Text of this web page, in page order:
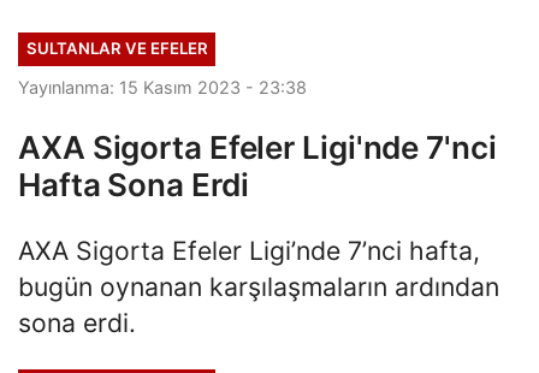
SULTANLAR VE EFELER
Yayınlanma: 15 Kasım 2023 - 23:38
AXA Sigorta Efeler Ligi'nde 7'nci
Hafta Sona Erdi
AXA Sigorta Efeler Ligi’nde 7’nci hafta,
bugün oynanan karşılaşmaların ardından
sona erdi.